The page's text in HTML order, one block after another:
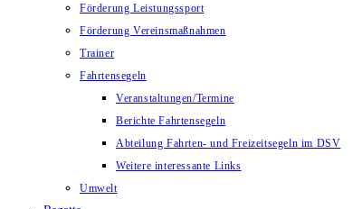
Förderung Leistungssport
Förderung Vereinsmaßnahmen
Trainer
Fahrtensegeln
Veranstaltungen/Termine
Berichte Fahrtensegeln
Abteilung Fahrten- und Freizeitsegeln im DSV
Weitere interessante Links
Umwelt